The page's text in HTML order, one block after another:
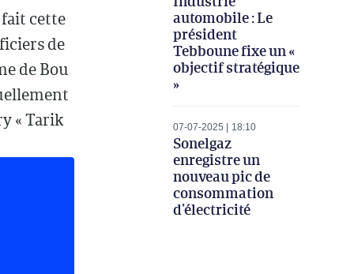
cette
de
de Bou
« Tarik
automobile : Le
président
Tebboune fixe un «
objectif stratégique
»
07-07-2025 18:10
Sonelgaz
enregistre un
nouveau pic de
consommation
d’électricité